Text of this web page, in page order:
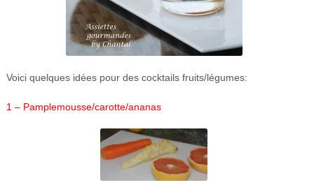
Voici quelques idées pour des cocktails fruits/légumes:
1 – Pamplemousse/carotte/ananas